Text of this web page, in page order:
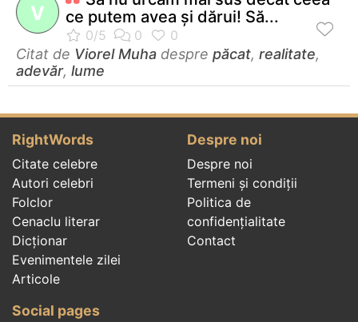
V
ce putem avea şi dărui! Să...
Citat de Viorel Muha despre păcat, realitate,
adevăr, lume
RightWords
Citate celebre
Autori celebri
Folclor
Cenaclu literar
Dicționar
Evenimentele zilei
Articole
Despre noi
Despre noi
Termeni și condiții
Politica de
confidenţialitate
Contact
Social pages